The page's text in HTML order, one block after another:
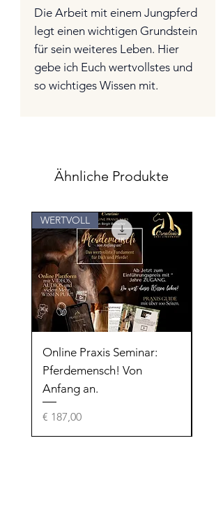
Die Arbeit mit einem Jungpferd
legt einen wichtigen Grundstein
für sein weiteres Leben. Hier
gebe ich Euch wertvollstes und
so wichtiges Wissen mit.
Ähnliche Produkte
WERTVOLL
Online Praxis Seminar:
Pferdemensch! Von
Anfang an.
Preis
€ 187,00